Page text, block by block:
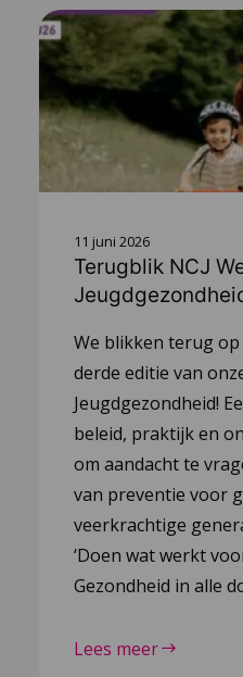
11 juni 2026
Terugblik NCJ
We blikken terug op
derde editie van
Jeugdgezondheid!
beleid, praktijk en
om aandacht te
van preventie voor
veerkrachtige
‘Doen wat werkt
Gezondheid in alle
Lees meer